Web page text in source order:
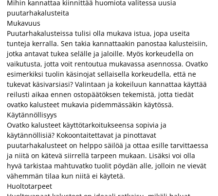
Mihin kannattaa kiinnittää huomiota valitessa uusia
puutarhakalusteita
Mukavuus
Puutarhakalusteissa tulisi olla mukava istua, jopa useita
tunteja kerralla. Sen takia kannattaakin panostaa kalusteisiin,
jotka antavat tukea selälle ja jaloille. Myös korkeudella on
vaikutusta, jotta voit rentoutua mukavassa asennossa. Ovatko
esimerkiksi tuolin käsinojat sellaisella korkeudella, että ne
tukevat käsivarsiasi? Valintaan ja kokeiluun kannattaa käyttää
reilusti aikaa ennen ostopäätöksen tekemistä, jotta tiedät
ovatko kalusteet mukavia pidemmässäkin käytössä.
Käytännöllisyys
Ovatko kalusteet käyttötarkoitukseensa sopivia ja
käytännöllisiä? Kokoontaitettavat ja pinottavat
puutarhakalusteet on helppo säilöä ja ottaa esille tarvittaessa
ja niitä on kätevä siirrellä tarpeen mukaan. Lisäksi voi olla
hyvä tarkistaa mahtuvatko tuolit pöydän alle, jolloin ne vievät
vähemmän tilaa kun niitä ei käytetä.
Huoltotarpeet